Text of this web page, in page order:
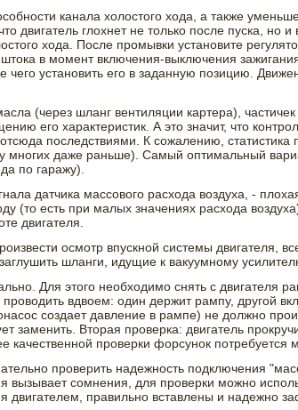
канала холостого хода, а также
двигатель глохнет не только после пуска,
хода. После промывки установите
в момент включения-выключения
чего установить его в заданную позицию.
(через шланг вентиляции картера),
его характеристик. А это значит, что
последствиями. К сожалению, статистика
многих даже раньше). Самый оптимальный
по гаражу).
датчика массового расхода воздуха, -
(то есть при малых значениях расхода
двигателя.
осмотр впускной системы двигателя,
шланги, идущие к вакуумному
Для этого необходимо снять с двигателя
вдвоем: один держит рампу, другой
создает давление в рампе) не должно
заменить. Вторая проверка: двигатель
проверки форсунок потребуется
проверить надежность подключения
вызывает сомнения, для проверки можно
правильно вставлены и надежно